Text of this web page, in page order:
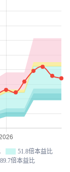
51.8倍本益比
89.7倍本益比